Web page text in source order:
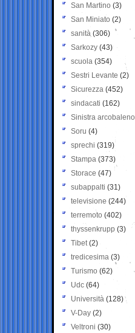
San Martino (3)
San Miniato (2)
sanità (306)
Sarkozy (43)
scuola (354)
Sestri Levante (2)
Sicurezza (452)
sindacati (162)
Sinistra arcobaleno
Soru (4)
sprechi (319)
Stampa (373)
Storace (47)
subappalti (31)
televisione(244)
terremoto (402)
thyssenkrupp (3)
Tibet(2)
tredicesima (3)
Turismo (62)
Udc (64)
Università (128)
V-Day (2)
Veltroni (30)